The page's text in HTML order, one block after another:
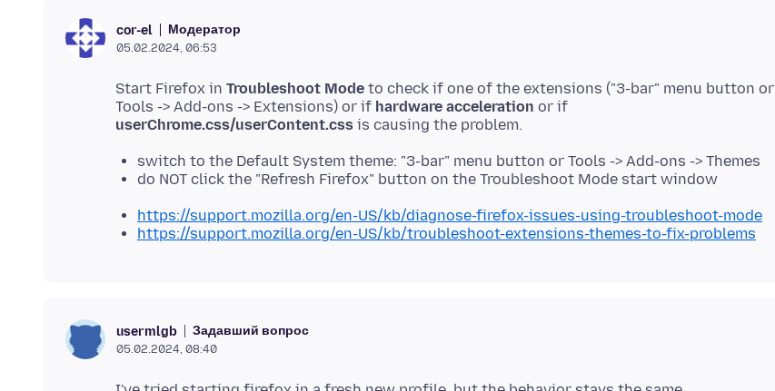
cor-el Модератор
05.02.2024, 06:53
Start Firefox in Troubleshoot Mode to check if one of the extensions ("3-bar" menu button or
Tools -> Add-ons -> Extensions) or if hardware acceleration or if
userChrome.css/userContent.css
switch to the Default System theme: "3-bar" menu button or Tools -> Add-ons -> Themes
do NOT click the "Refresh Firefox" button on the Troubleshoot Mode start window
https://support.mozilla.org/en-US/kb/diagnose-firefox-issues-using-troubleshoot-mode
https://support.mozilla.org/en-US/kb/troubleshoot-extensions-themes-to-fix-problems
usermlgb Задавший вопрос
05.02.2024, 08:40